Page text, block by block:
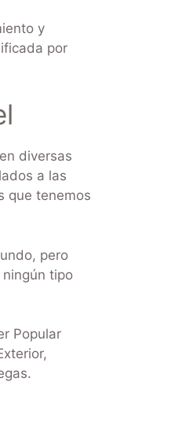
y
por
diversas
a las
que tenemos
pero
tipo
Popular